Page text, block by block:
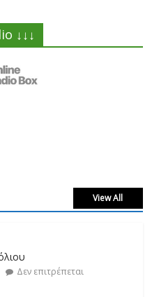
↓↓↓
View All
Δεν επιτρέπεται